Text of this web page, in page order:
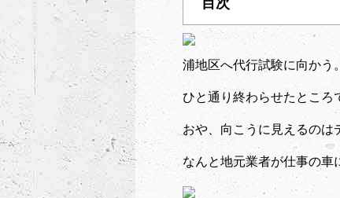
浦地区へ代行試験に向かう。
ひと通り終わらせたところ
おや、向こうに見えるのは
なんと地元業者が仕事の車